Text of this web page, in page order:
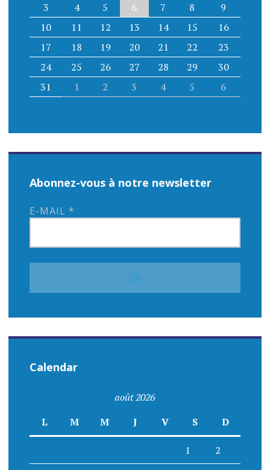
3
4 5 6 7 8
9
10
11 12 13 14 15
16
17
18 19 20 21 22
23
24
25 26 27 28 29
30
31
1 2 3 4 5 6
Abonnez-vous à notre newsletter
E-MAIL *
Calendar
août 2026
L
M M J V S D
1 2